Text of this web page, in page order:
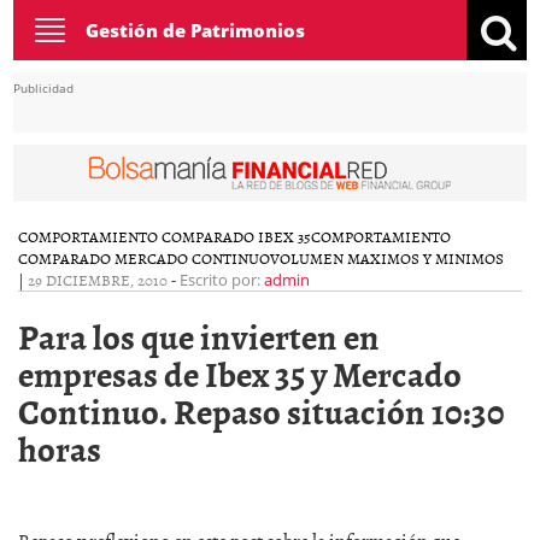
Toggle
navigation
Gestión de Patrimonios
Publicidad
COMPORTAMIENTO COMPARADO IBEX 35COMPORTAMIENTO
COMPARADO MERCADO CONTINUOVOLUMEN MAXIMOS Y MINIMOS
| 29 DICIEMBRE, 2010- Escrito por:admin
Para los que invierten en
empresas de Ibex 35 y Mercado
Continuo. Repaso situación 10:30
horas